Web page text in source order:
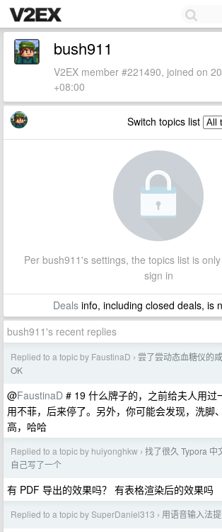
bush911
V2EX member #221490, joined on
+08:00
Switch topics list
Per bush911's settings, the topics list is
sign in
Dealsinfo, including closed deals, is
bush911's recent replies
Replied to a topic by FaustinaD › 尝了尝动态血糖仪的
OK
@FaustinaD # 19 什么牌子的，之前给夫人用过
用不菲，后来停了。另外，你可能会发现，洗脚
高，哈哈
Replied to a topic by huiyonghkw › 找了很久 Typora 中
自己写了一个
有 PDF 导出的效果吗？ 有表格渲染后的效果吗
Replied to a topic by SuperDaniel313 › 用语音输入法